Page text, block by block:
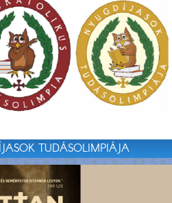
TUDÁSOLIMPIÁJA